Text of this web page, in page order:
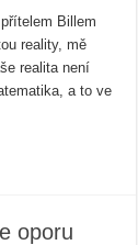
Billem
reality, mě
realita není
a to ve
oporu